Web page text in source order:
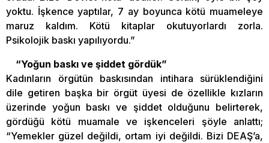
yoktu. İşkence yaptılar, 7 ay boyunca kötü muameleye
maruz kaldım. Kötü kitaplar okutuyorlardı zorla.
Psikolojik baskı yapılıyordu.”
“Yoğun baskı ve şiddet gördük”
Kadınların örgütün baskısından intihara sürüklendiğini
dile getiren başka bir örgüt üyesi de özellikle kızların
üzerinde yoğun baskı ve şiddet olduğunu belirterek,
gördüğü kötü muamale ve işkenceleri şöyle anlattı;
“Yemekler güzel değildi, ortam iyi değildi. Bizi DEAŞ’a,